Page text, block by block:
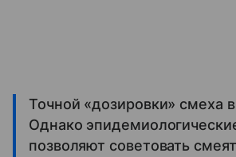
Точной «дозировки» смеха
Однако
позволяют советовать